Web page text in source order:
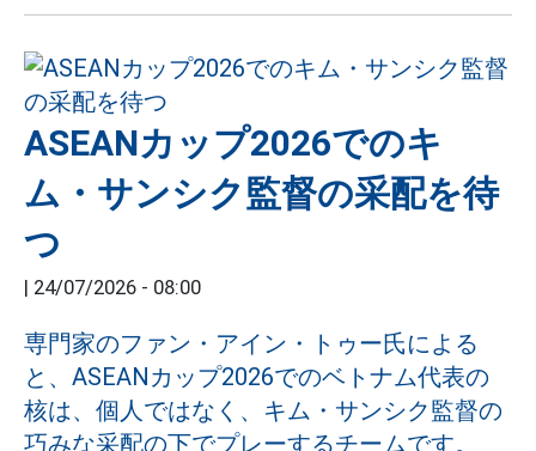
ASEANカップ2026でのキ
ム・サンシク監督の采配を待
つ
| 24/07/2026 - 08:00
専門家のファン・アイン・トゥー氏による
と、ASEANカップ2026でのベトナム代表の
核は、個人ではなく、キム・サンシク監督の
巧みな采配の下でプレーするチームです。